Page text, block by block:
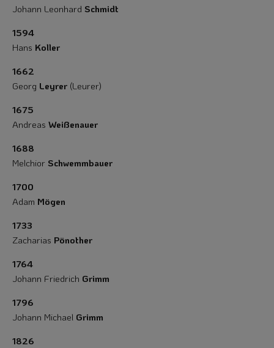
Johann Leonhard Schmidt
1594
Hans Koller
1662
Georg Leyrer (Leurer)
1675
Andreas Weißenauer
1688
Melchior Schwemmbauer
1700
Adam Mögen
1733
Zacharias Pönother
1764
Johann Friedrich Grimm
1796
Johann Michael Grimm
1826